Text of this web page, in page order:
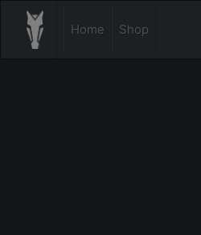
Home Shop